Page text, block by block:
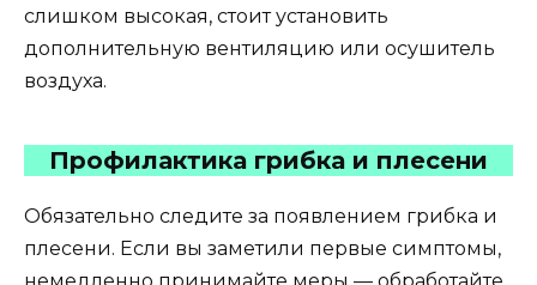
слишком высокая, стоит установить
дополнительную вентиляцию или осушитель
воздуха.
Профилактика грибка и плесени
Обязательно следите за появлением грибка и
плесени. Если вы заметили первые симптомы,